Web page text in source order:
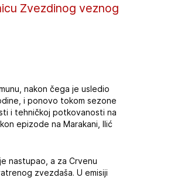
Zvezdinog veznog
nakon čega je usledio
i ponovo tokom sezone
i tehničkoj potkovanosti na
epizode na Marakani, Ilić
nastupao, a za Crvenu
zvezdaša. U emisiji